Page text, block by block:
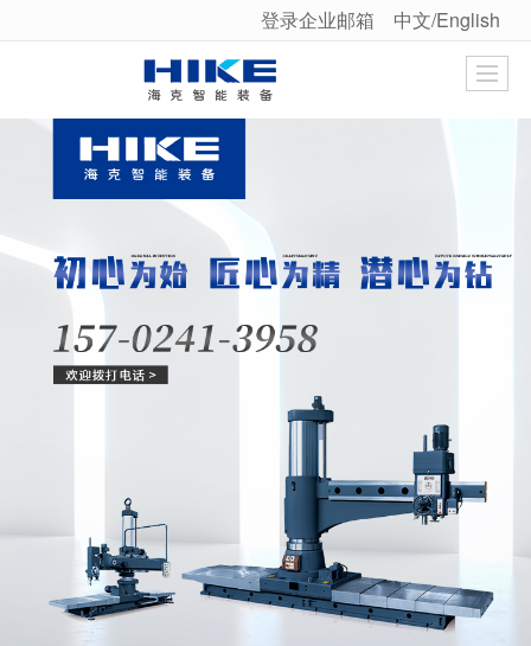
很遗憾，因您的浏览器版本过低导致无法获得最佳浏览体验，推荐下载安装谷歌浏览器！
登录企业邮箱 中文/English